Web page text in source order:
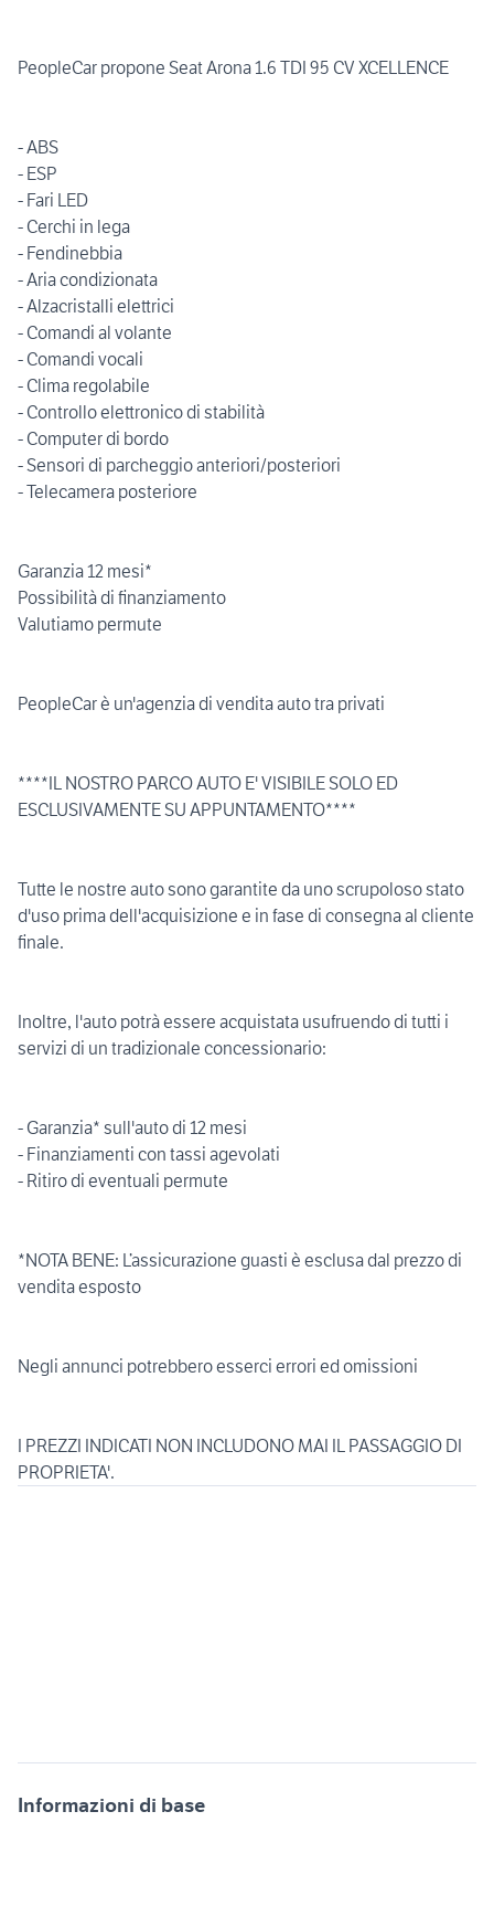
PeopleCar propone Seat Arona 1.6 TDI 95 CV XCELLENCE
- ABS
- ESP
- Fari LED
- Cerchi in lega
- Fendinebbia
- Aria condizionata
- Alzacristalli elettrici
- Comandi al volante
- Comandi vocali
- Clima regolabile
- Controllo elettronico di stabilità
- Computer di bordo
- Sensori di parcheggio anteriori/posteriori
- Telecamera posteriore
Garanzia 12 mesi*
Possibilità di finanziamento
Valutiamo permute
PeopleCar è un'agenzia di vendita auto tra privati
****IL NOSTRO PARCO AUTO E' VISIBILE SOLO ED
ESCLUSIVAMENTE SU APPUNTAMENTO****
Tutte le nostre auto sono garantite da uno scrupoloso stato
d'uso prima dell'acquisizione e in fase di consegna al cliente
finale.
Inoltre, l'auto potrà essere acquistata usufruendo di tutti i
servizi di un tradizionale concessionario:
- Garanzia* sull'auto di 12 mesi
- Finanziamenti con tassi agevolati
- Ritiro di eventuali permute
*NOTA BENE: L’assicurazione guasti è esclusa dal prezzo di
vendita esposto
Negli annunci potrebbero esserci errori ed omissioni
I PREZZI INDICATI NON INCLUDONO MAI IL PASSAGGIO DI
Informazioni di base